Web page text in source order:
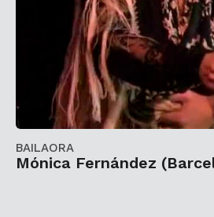
BAILAORA
Mónica Fernández